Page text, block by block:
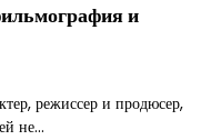
и
режиссер и продюсер,
не…